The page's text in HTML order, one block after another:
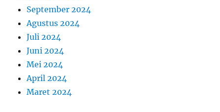
September 2024
Agustus 2024
Juli 2024
Juni 2024
Mei 2024
April 2024
Maret 2024